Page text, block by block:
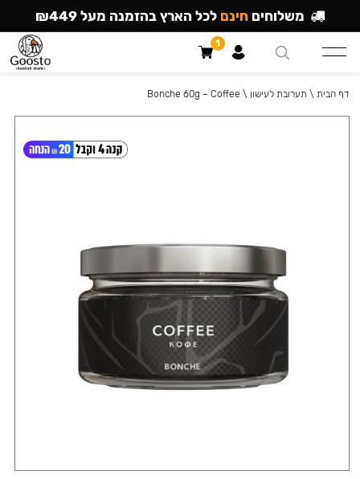
דף הבית \ תערובת לעישון \
Bonche 60g – Coffee
משלוחים חינם לכל הארץ בהזמנה מעל ₪449
1